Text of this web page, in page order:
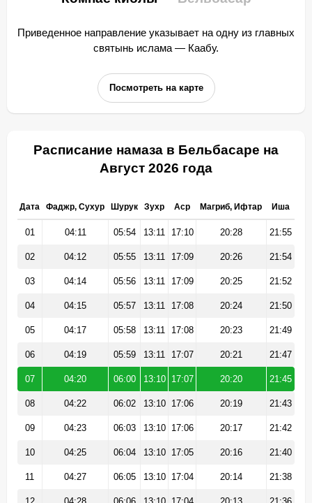
Приведенное направление указывает на одну из главных
святынь ислама — Каабу.
Посмотреть на карте
Расписание намаза в Бельбасаре на
Август 2026 года
Дата Фаджр, Сухур Шурук Зухр Аср Магриб, Ифтар Иша
01 04:11 05:54 13:11 17:10 20:28 21:55
02 04:12 05:55 13:11 17:09 20:26 21:54
03 04:14 05:56 13:11 17:09 20:25 21:52
04 04:15 05:57 13:11 17:08 20:24 21:50
05 04:17 05:58 13:11 17:08 20:23 21:49
06 04:19 05:59 13:11 17:07 20:21 21:47
07 04:20 06:00 13:10 17:07 20:20 21:45
08 04:22 06:02 13:10 17:06 20:19 21:43
09 04:23 06:03 13:10 17:06 20:17 21:42
10 04:25 06:04 13:10 17:05 20:16 21:40
11 04:27 06:05 13:10 17:04 20:14 21:38